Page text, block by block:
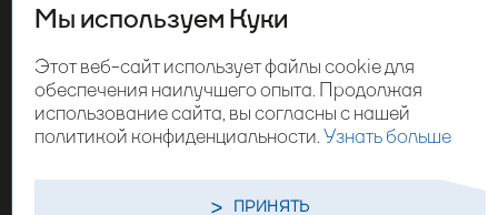
Мы используем Куки
Этот веб-сайт использует файлы cookie для
обеспечения наилучшего опыта. Продолжая
использование сайта, вы согласны с нашей
политикой конфиденциальности.Узнать больше
ПРИНЯТЬ
Оставьте свои контакты
СВЯЗАТЬСЯ С НАМИ
ПОЛИТИКА КОНФИДЕНЦИАЛЬНОСТИ